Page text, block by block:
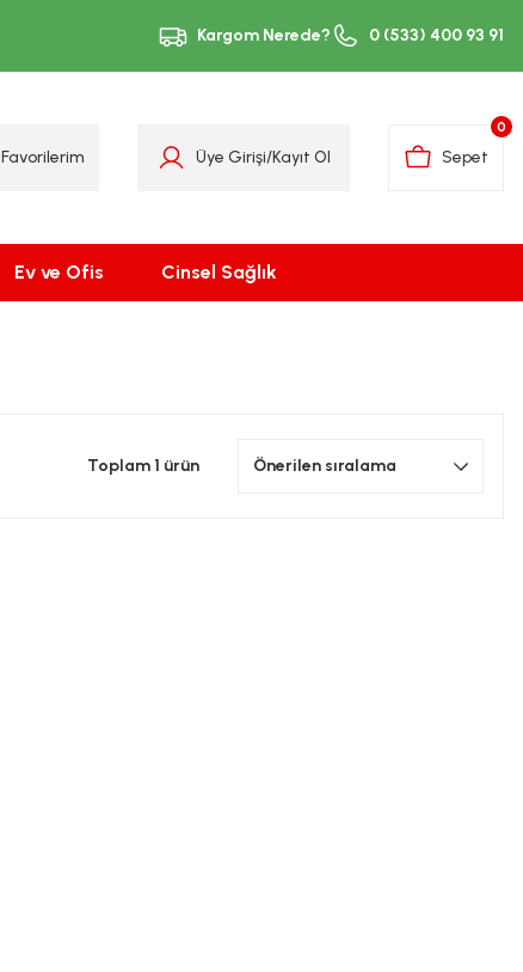
Kargom Nerede? 0 (533) 400 93 91
Favorilerim Üye Girişi/Kayıt Ol Sepet
0
Ev ve Ofis Cinsel Sağlık
Toplam 1 ürün